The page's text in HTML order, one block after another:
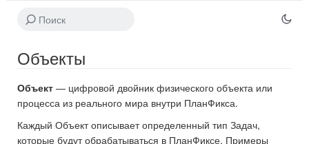
Объекты
Объект — цифровой двойник физического объекта или
процесса из реального мира внутри ПланФикса.
Каждый Объект описывает определенный тип Задач,
которые будут обрабатываться в ПланФиксе. Примеры